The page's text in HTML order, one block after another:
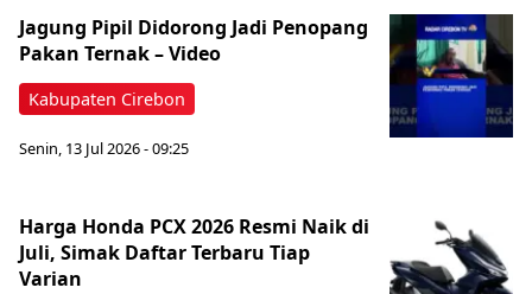
Kabupaten Cirebon
Jagung Pipil Didorong Jadi Penopang
Pakan Ternak – Video
Senin, 13 Jul 2026 - 09:25
Harga Honda PCX 2026 Resmi Naik di
Juli, Simak Daftar Terbaru Tiap
Varian